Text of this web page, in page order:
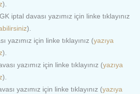
).
iptal davası yazımız için linke tıklayınız
).
yazımız için linke tıklayınız (yazıya
).
yazımız için linke tıklayınız (yazıya
).
yazımız için linke tıklayınız (yazıya